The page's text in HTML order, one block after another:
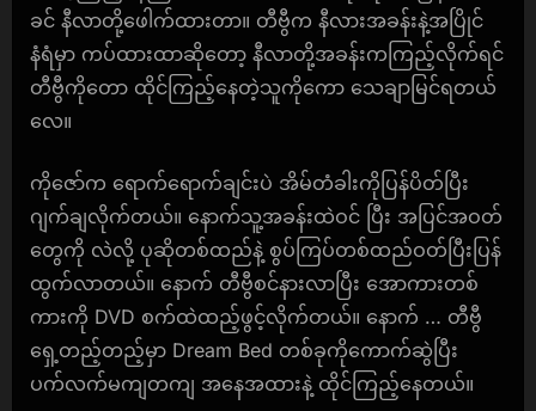
ခင် နီလာတို့ဖေါက်ထားတာ။ တီဗွီက နီလားအခန်းနဲ့အပြိုင်
နံရံမှာ ကပ်ထားထာဆိုတော့ နီလာတို့အခန်းကကြည့်လိုက်ရင်
တီဗွီကိုတော ထိုင်ကြည့်နေတဲ့သူကိုကော သေချာမြင်ရတယ်
လေ။
ကိုဇော်က ရောက်ရောက်ချင်းပဲ အိမ်တံခါးကိုပြန်ပိတ်ပြီး
ဂျက်ချလိုက်တယ်။ နောက်သူ့အခန်းထဲဝင် ပြီး အပြင်အဝတ်
တွေကို လဲလို့ ပုဆိုတစ်ထည်နဲ့ စွပ်ကြပ်တစ်ထည်ဝတ်ပြီးပြန်
ထွက်လာတယ်။ နောက် တီဗွီစင်နားလာပြီး အောကားတစ်
ကားကို DVD စက်ထဲထည့်ဖွင့်လိုက်တယ်။ နောက် … တီဗွီ
ရှေ့တည့်တည့်မှာ Dream Bed တစ်ခုကိုကောက်ဆွဲပြီး
ပက်လက်မကျတကျ အနေအထားနဲ့ ထိုင်ကြည့်နေတယ်။